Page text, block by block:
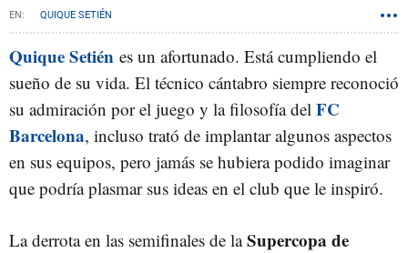
QUIQUE SETIÉN
Quique Setién es un afortunado. Está cumpliendo el
sueño de su vida. El técnico cántabro siempre reconoció
su admiración por el juego y la filosofía del FC
Barcelona, incluso trató de implantar algunos aspectos
en sus equipos, pero jamás se hubiera podido imaginar
que podría plasmar sus ideas en el club que le inspiró.
La derrota en las semifinales de laSupercopa de